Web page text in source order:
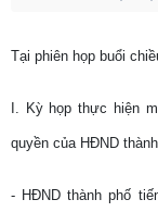
Tại phiên họp buổi
I. Kỳ họp thực hiện
quyền của HĐND
- HĐND thành phố